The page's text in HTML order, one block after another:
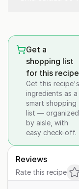
Get a
shopping list
for this recipe
Get this recipe's
ingredients as a
smart shopping
list — organized
by aisle, with
easy check-off.
Reviews
Rate this recipe